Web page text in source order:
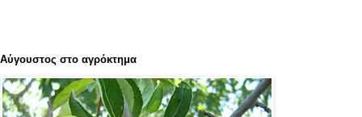
Αύγουστος στο αγρόκτημα